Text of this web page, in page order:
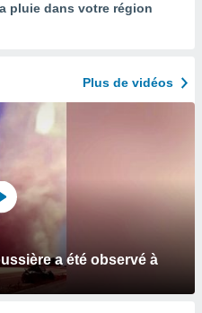
pluie dans votre région
Plus de vidéos
a été observé à